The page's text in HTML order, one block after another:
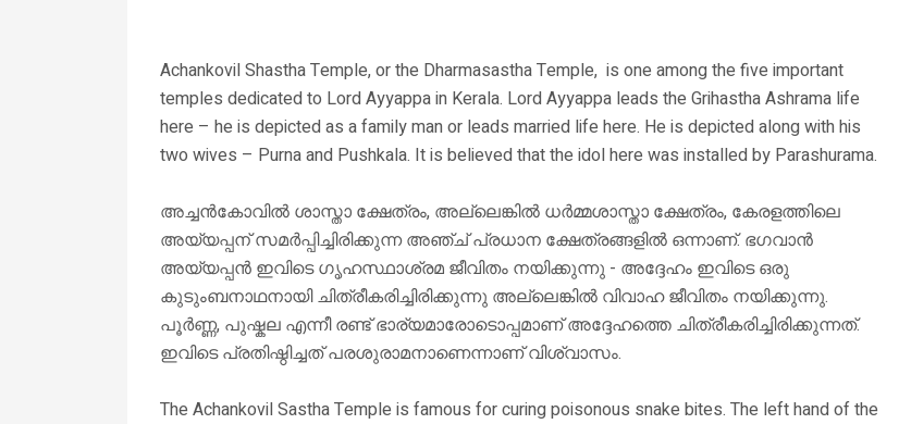
Achankovil Shastha Temple, or the Dharmasastha Temple, is one among the five important
temples dedicated to Lord Ayyappa in Kerala. Lord Ayyappa leads the Grihastha Ashrama life
here – he is depicted as a family man or leads married life here. He is depicted along with his
two wives – Purna and Pushkala. It is believed that the idol here was installed by Parashurama.
അച്ചൻകോവിൽ ശാസ്താ ക്ഷേത്രം, അല്ലെങ്കിൽ ധർമ്മശാസ്താ ക്ഷേത്രം, കേരളത്തിലെ
അയ്യപ്പന് സമർപ്പിച്ചിരിക്കുന്ന അഞ്ച് പ്രധാന ക്ഷേത്രങ്ങളിൽ ഒന്നാണ്. ഭഗവാൻ
അയ്യപ്പൻ ഇവിടെ ഗൃഹസ്ഥാശ്രമ ജീവിതം നയിക്കുന്നു - അദ്ദേഹം ഇവിടെ ഒരു
കുടുംബനാഥനായി ചിത്രീകരിച്ചിരിക്കുന്നു അല്ലെങ്കിൽ വിവാഹ ജീവിതം നയിക്കുന്നു.
പൂർണ്ണ, പുഷ്കല എന്നീ രണ്ട് ഭാര്യമാരോടൊപ്പമാണ് അദ്ദേഹത്തെ ചിത്രീകരിച്ചിരിക്കുന്നത്.
ഇവിടെ പ്രതിഷ്ഠിച്ചത് പരശുരാമനാണെന്നാണ് വിശ്വാസം.
The Achankovil Sastha Temple is famous for curing poisonous snake bites. The left hand of the